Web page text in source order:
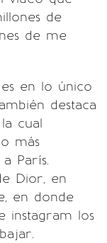
de
de me
en lo único
destaca
cual
más
París.
Dior, en
en donde
instagram los